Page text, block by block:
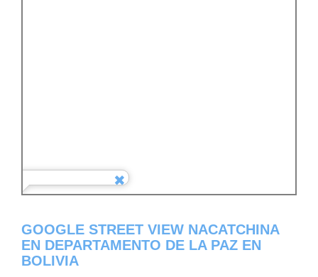
GOOGLE STREET VIEW NACATCHINA
EN DEPARTAMENTO DE LA PAZ EN
BOLIVIA